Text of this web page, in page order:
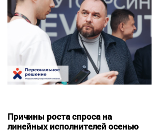
Причины роста спроса на
линейных исполнителей осенью